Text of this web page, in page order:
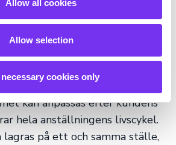
Allow all cookies
Allow selection
necessary cookies only
och passar olika
kan anpassas efter kundens
hela anställningens livscykel.
på ett och samma ställe,